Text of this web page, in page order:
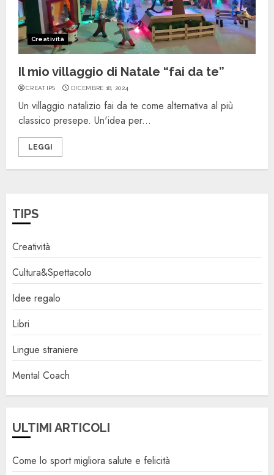
Creatività
Il mio villaggio di Natale “fai da te”
CREATIPS DICEMBRE 18, 2024
Un villaggio natalizio fai da te come alternativa al più
classico presepe. Un'idea per...
LEGGI
TIPS
Creatività
Cultura&Spettacolo
Idee regalo
Libri
Lingue straniere
Mental Coach
ULTIMI ARTICOLI
Come lo sport migliora salute e felicità